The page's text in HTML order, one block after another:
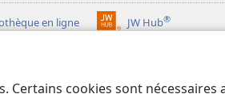
Certains cookies sont nécessaires
en ligne JW Hub®
(ouvre